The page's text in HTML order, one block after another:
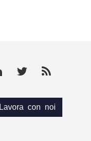
Lavora con noi